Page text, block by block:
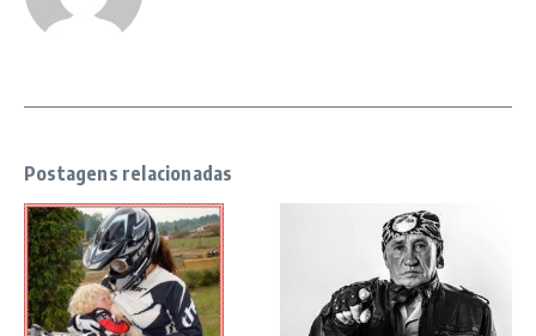
Postagens relacionadas